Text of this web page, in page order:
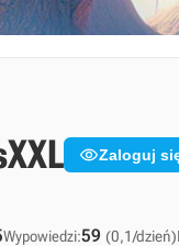
Zaloguj
Wypowiedzi:59 (0,1/dzień)